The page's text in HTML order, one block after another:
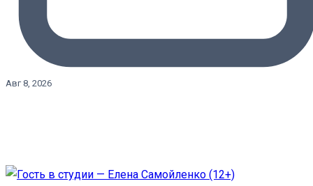
Авг 8, 2026